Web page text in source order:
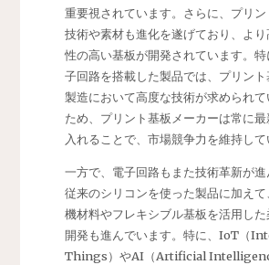
重要視されています。さらに、プリ
技術や素材も進化を遂げており、よ
性の高い基板が開発されています。
子回路を搭載した製品では、プリン
製造において高度な技術が求められ
ため、プリント基板メーカーは常に最
入れることで、市場競争力を維持して
一方で、電子回路もまた技術革新が進
従来のシリコンを使った製品に加え
機材料やフレキシブル基板を活用し
開発も進んでいます。特に、IoT（
Things）やAI（Artificial